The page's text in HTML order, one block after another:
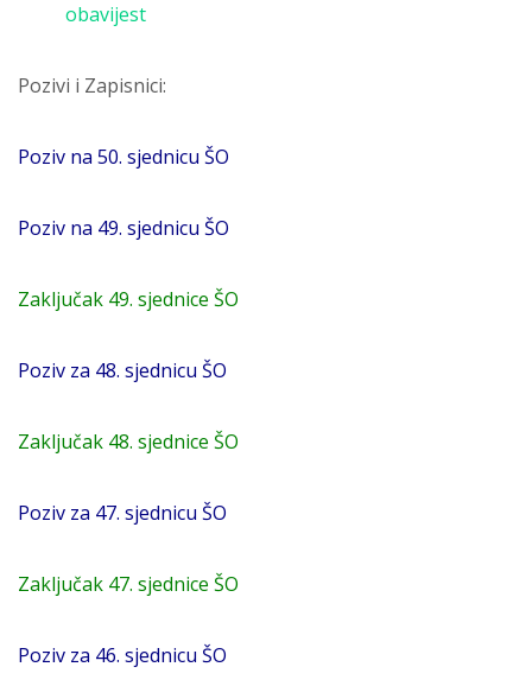
obavijest
Pozivi i Zapisnici:
Poziv na 50. sjednicu ŠO
Poziv na 49. sjednicu ŠO
Zaključak 49. sjednice ŠO
Poziv za 48. sjednicu ŠO
Zaključak 48. sjednice ŠO
Poziv za 47. sjednicu ŠO
Zaključak 47. sjednice ŠO
Poziv za 46. sjednicu ŠO